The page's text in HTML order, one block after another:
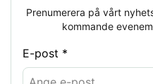
Prenumerera på vårt
kommande
E-post *